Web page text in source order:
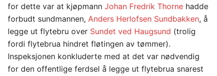
for dette var at kjøpmann Johan Fredrik Thorne hadde
forbudt sundmannen, Anders Herlofsen Sundbakken, å
legge ut flytebru over Sundet ved Haugsund (trolig
fordi flytebrua hindret fløtingen av tømmer).
Inspeksjonen konkluderte med at det var nødvendig
for den offentlige ferdsel å legge ut flytebrua snarest